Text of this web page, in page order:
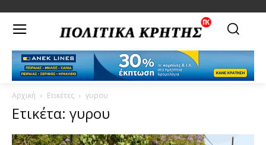
Αρχική Ετικέτες γυρου
Ετικέτα: γυρου